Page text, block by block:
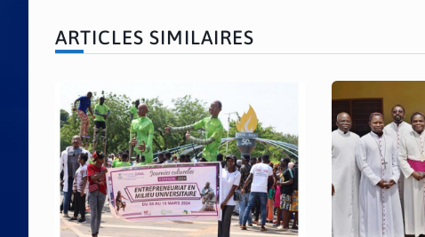
ARTICLES SIMILAIRES